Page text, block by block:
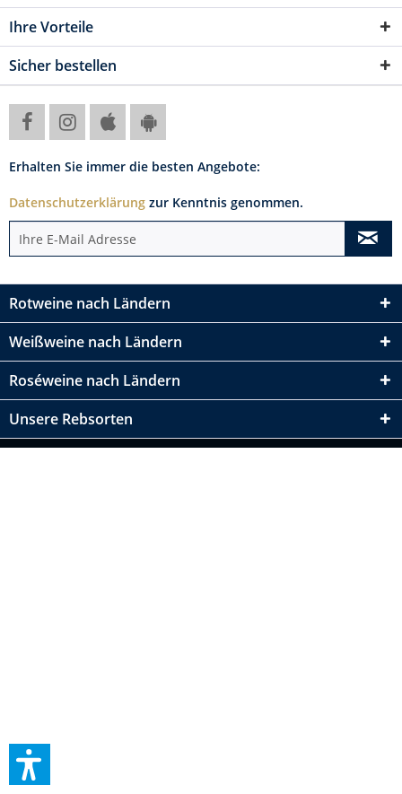
Ihre Vorteile
Sicher bestellen
Erhalten Sie immer die besten Angebote:
Datenschutzerklärung zur Kenntnis genommen.
Rotweine nach Ländern
Weißweine nach Ländern
Roséweine nach Ländern
Unsere Rebsorten